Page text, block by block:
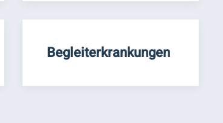
Begleiterkrankungen